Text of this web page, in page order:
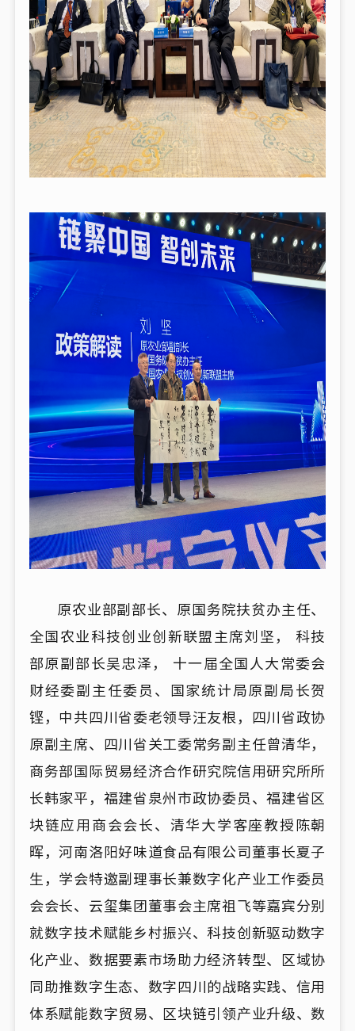
原农业部副部长、原国务院扶贫办主任、
全国农业科技创业创新联盟主席刘坚， 科技
部原副部长吴忠泽， 十一届全国人大常委会
财经委副主任委员、国家统计局原副局长贺
铿，中共四川省委老领导汪友根，四川省政协
原副主席、四川省关工委常务副主任曾清华，
商务部国际贸易经济合作研究院信用研究所所
长韩家平，福建省泉州市政协委员、福建省区
块链应用商会会长、清华大学客座教授陈朝
晖，河南洛阳好味道食品有限公司董事长夏子
生，学会特邀副理事长兼数字化产业工作委员
会会长、云玺集团董事会主席祖飞等嘉宾分别
就数字技术赋能乡村振兴、科技创新驱动数字
化产业、数据要素市场助力经济转型、区域协
同助推数字生态、数字四川的战略实践、信用
体系赋能数字贸易、区块链引领产业升级、数